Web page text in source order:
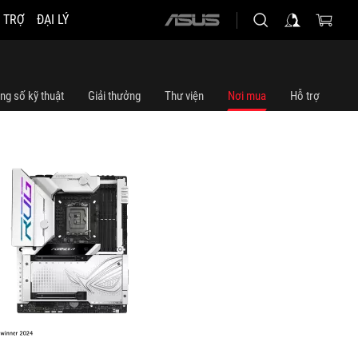
TRỢ ĐẠI LÝ
ASUS
số kỹ thuật Giải thưởng Thư viện Nơi mua Hỗ trợ
FORMULA